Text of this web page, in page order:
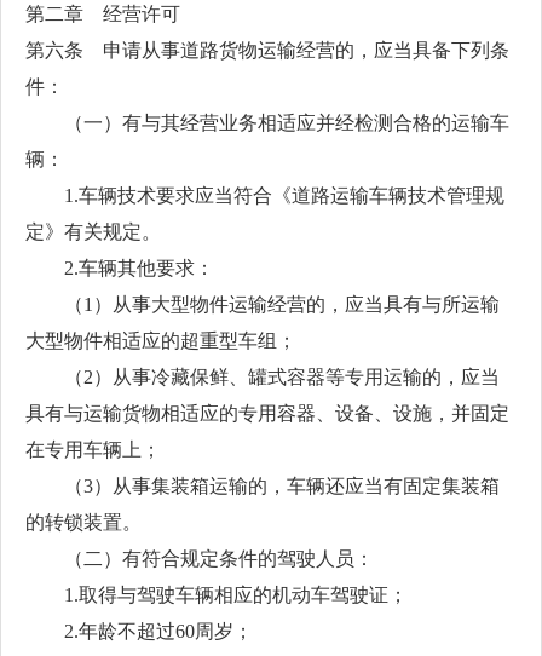
第二章 经营许可
第六条 申请从事道路货物运输经营的，应当具备下列条
件：
（一）有与其经营业务相适应并经检测合格的运输车
辆：
1.车辆技术要求应当符合《道路运输车辆技术管理规
定》有关规定。
2.车辆其他要求：
（1）从事大型物件运输经营的，应当具有与所运输
大型物件相适应的超重型车组；
（2）从事冷藏保鲜、罐式容器等专用运输的，应当
具有与运输货物相适应的专用容器、设备、设施，并固定
在专用车辆上；
（3）从事集装箱运输的，车辆还应当有固定集装箱
的转锁装置。
（二）有符合规定条件的驾驶人员：
1.取得与驾驶车辆相应的机动车驾驶证；
2.年龄不超过60周岁；